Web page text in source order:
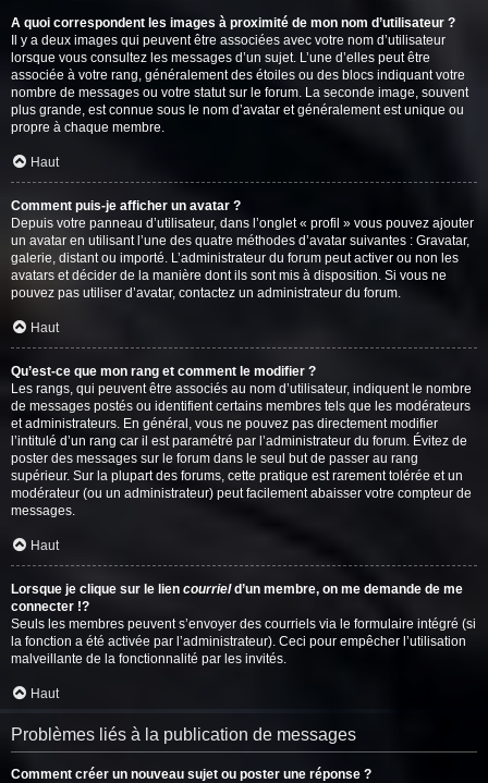
A quoi correspondent les images à proximité de mon nom d’utilisateur ?
Il y a deux images qui peuvent être associées avec votre nom d’utilisateur
lorsque vous consultez les messages d’un sujet. L’une d’elles peut être
associée à votre rang, généralement des étoiles ou des blocs indiquant votre
nombre de messages ou votre statut sur le forum. La seconde image, souvent
plus grande, est connue sous le nom d’avatar et généralement est unique ou
propre à chaque membre.
Haut
Comment puis-je afficher un avatar ?
Depuis votre panneau d’utilisateur, dans l’onglet « profil » vous pouvez ajouter
un avatar en utilisant l’une des quatre méthodes d’avatar suivantes : Gravatar,
galerie, distant ou importé. L’administrateur du forum peut activer ou non les
avatars et décider de la manière dont ils sont mis à disposition. Si vous ne
pouvez pas utiliser d’avatar, contactez un administrateur du forum.
Haut
Qu’est-ce que mon rang et comment le modifier ?
Les rangs, qui peuvent être associés au nom d’utilisateur, indiquent le nombre
de messages postés ou identifient certains membres tels que les modérateurs
et administrateurs. En général, vous ne pouvez pas directement modifier
l’intitulé d’un rang car il est paramétré par l’administrateur du forum. Évitez de
poster des messages sur le forum dans le seul but de passer au rang
supérieur. Sur la plupart des forums, cette pratique est rarement tolérée et un
modérateur (ou un administrateur) peut facilement abaisser votre compteur de
messages.
Haut
Lorsque je clique sur le lien courrield’un membre, on me demande de me
connecter !?
Seuls les membres peuvent s’envoyer des courriels via le formulaire intégré (si
la fonction a été activée par l’administrateur). Ceci pour empêcher l’utilisation
malveillante de la fonctionnalité par les invités.
Haut
Problèmes liés à la publication de messages
Comment créer un nouveau sujet ou poster une réponse ?